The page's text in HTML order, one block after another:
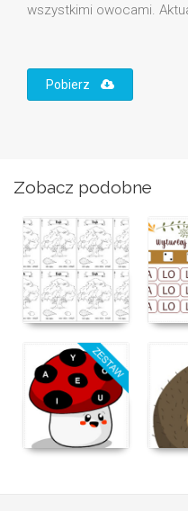
wszystkimi owocami.
Pobierz
Zobacz podobne